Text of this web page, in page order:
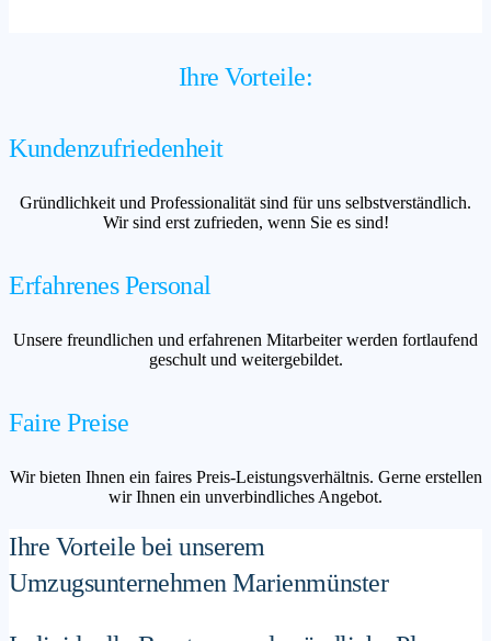
Ihre Vorteile:
Kundenzufriedenheit
Gründlichkeit und Professionalität sind für uns selbstverständlich.
Wir sind erst zufrieden, wenn Sie es sind!
Erfahrenes Personal
Unsere freundlichen und erfahrenen Mitarbeiter werden fortlaufend
geschult und weitergebildet.
Faire Preise
Wir bieten Ihnen ein faires Preis-Leistungsverhältnis. Gerne erstellen
wir Ihnen ein unverbindliches Angebot.
Ihre Vorteile bei unserem
Umzugsunternehmen Marienmünster